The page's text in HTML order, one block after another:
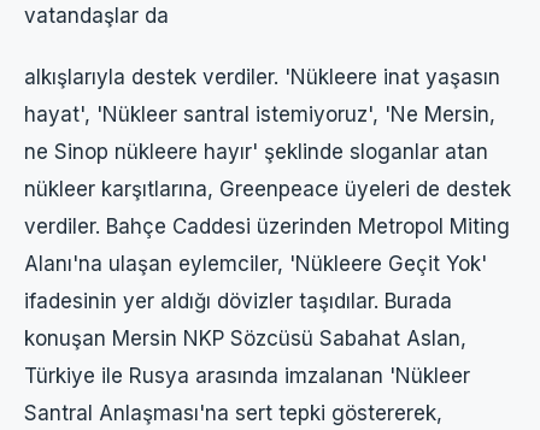
vatandaşlar da
alkışlarıyla destek verdiler. 'Nükleere inat yaşasın
hayat', 'Nükleer santral istemiyoruz', 'Ne Mersin,
ne Sinop nükleere hayır' şeklinde sloganlar atan
nükleer karşıtlarına, Greenpeace üyeleri de destek
verdiler. Bahçe Caddesi üzerinden Metropol Miting
Alanı'na ulaşan eylemciler, 'Nükleere Geçit Yok'
ifadesinin yer aldığı dövizler taşıdılar. Burada
konuşan Mersin NKP Sözcüsü Sabahat Aslan,
Türkiye ile Rusya arasında imzalanan 'Nükleer
Santral Anlaşması'na sert tepki göstererek,